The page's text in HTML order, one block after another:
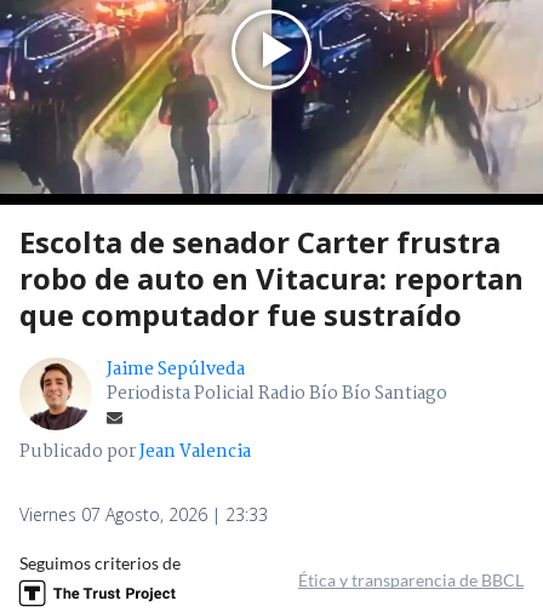
Escolta de senador Carter frustra
robo de auto en Vitacura: reportan
que computador fue sustraído
Jaime Sepúlveda
Periodista Policial Radio Bío Bío Santiago
Publicado porJean Valencia
Viernes 07 Agosto, 2026 | 23:33
Seguimos criterios de
Ética y transparencia de BBCL